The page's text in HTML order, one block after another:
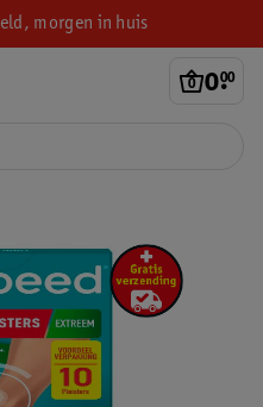
morgen in huis
0.
00